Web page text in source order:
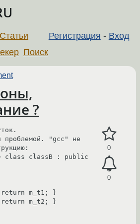
Регистрация - Вход
Статьи
Поиск
?
0
0
проблемой. "gcc" не
class classB : public